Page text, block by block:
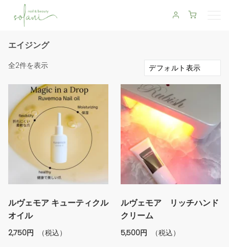
エイジング
全2件を表示
ルヴェモア キューティクル
オイル
2,750円 （税込）
ルヴェモア リッチハンド
クリーム
5,500円 （税込）